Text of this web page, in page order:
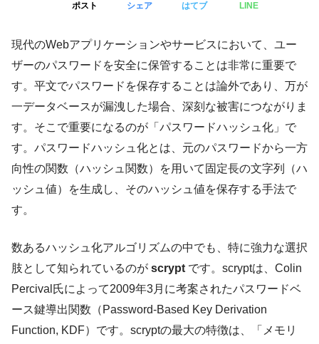
ポスト シェア はてブ LINE
現代のWebアプリケーションやサービスにおいて、ユー
ザーのパスワードを安全に保管することは非常に重要で
す。平文でパスワードを保存することは論外であり、万が
一データベースが漏洩した場合、深刻な被害につながりま
す。そこで重要になるのが「パスワードハッシュ化」で
す。パスワードハッシュ化とは、元のパスワードから一方
向性の関数（ハッシュ関数）を用いて固定長の文字列（ハ
ッシュ値）を生成し、そのハッシュ値を保存する手法で
す。
数あるハッシュ化アルゴリズムの中でも、特に強力な選択
肢として知られているのが scrypt です。scryptは、Colin
Percival氏によって2009年3月に考案されたパスワードベ
ース鍵導出関数（Password-Based Key Derivation
Function, KDF）です。scryptの最大の特徴は、「メモリ